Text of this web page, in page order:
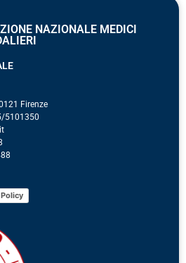
NAZIONALE MEDICI
Firenze
5101350